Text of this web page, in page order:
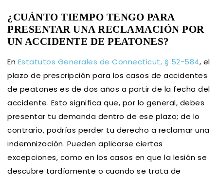
¿CUÁNTO TIEMPO TENGO PARA
PRESENTAR UNA RECLAMACIÓN POR
UN ACCIDENTE DE PEATONES?
En Estatutos Generales de Connecticut, § 52-584, el
plazo de prescripción para los casos de accidentes
de peatones es de dos años a partir de la fecha del
accidente. Esto significa que, por lo general, debes
presentar tu demanda dentro de ese plazo; de lo
contrario, podrías perder tu derecho a reclamar una
indemnización. Pueden aplicarse ciertas
excepciones, como en los casos en que la lesión se
descubre tardíamente o cuando se trata de